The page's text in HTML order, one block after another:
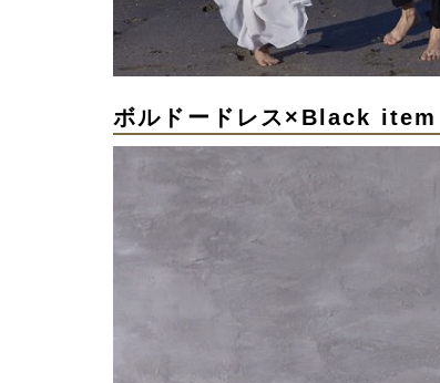
ボルドードレス×Black item